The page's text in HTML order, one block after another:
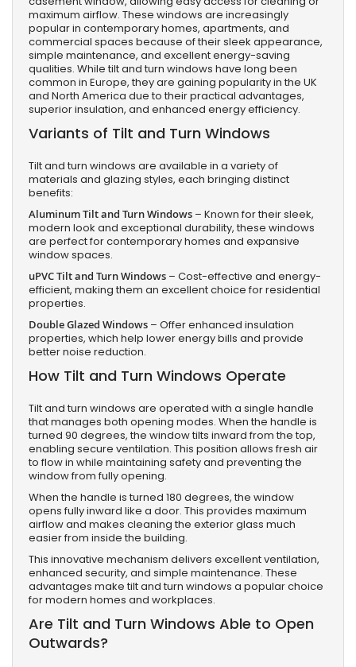
maximum airflow. These windows are increasingly
popular in contemporary homes, apartments, and
commercial spaces because of their sleek appearance,
simple maintenance, and excellent energy-saving
qualities. While tilt and turn windows have long been
common in Europe, they are gaining popularity in the UK
and North America due to their practical advantages,
superior insulation, and enhanced energy efficiency.
Variants of Tilt and Turn Windows
Tilt and turn windows are available in a variety of
materials and glazing styles, each bringing distinct
benefits:
Aluminum Tilt and Turn Windows – Known for their sleek,
modern look and exceptional durability, these windows
are perfect for contemporary homes and expansive
window spaces.
uPVC Tilt and Turn Windows – Cost-effective and energy-
efficient, making them an excellent choice for residential
properties.
Double Glazed Windows – Offer enhanced insulation
properties, which help lower energy bills and provide
better noise reduction.
How Tilt and Turn Windows Operate
Tilt and turn windows are operated with a single handle
that manages both opening modes. When the handle is
turned 90 degrees, the window tilts inward from the top,
enabling secure ventilation. This position allows fresh air
to flow in while maintaining safety and preventing the
window from fully opening.
When the handle is turned 180 degrees, the window
opens fully inward like a door. This provides maximum
airflow and makes cleaning the exterior glass much
easier from inside the building.
This innovative mechanism delivers excellent ventilation,
enhanced security, and simple maintenance. These
advantages make tilt and turn windows a popular choice
for modern homes and workplaces.
Are Tilt and Turn Windows Able to Open
Outwards?